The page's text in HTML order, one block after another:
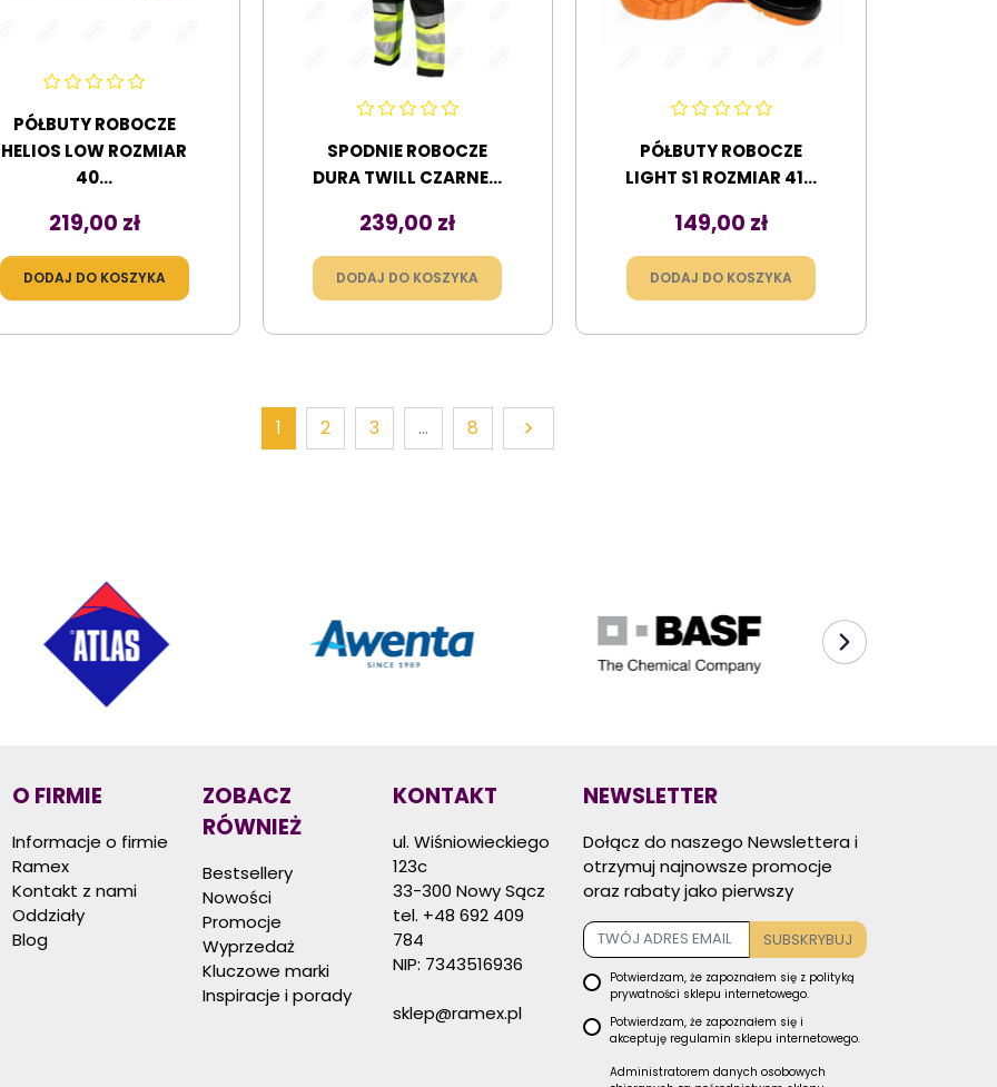
PÓŁBUTY ROBOCZE
HELIOS LOW ROZMIAR
40...
Cena
219,00 zł
DODAJ DO KOSZYKA
SPODNIE ROBOCZE
DURA TWILL CZARNE...
Cena
239,00 zł
DODAJ DO KOSZYKA
PÓŁBUTY ROBOCZE
LIGHT S1 ROZMIAR 41...
Cena
149,00 zł
DODAJ DO KOSZYKA
1 2 3 … 8 Dalej

O FIRMIE
Informacje o firmie
Ramex
Kontakt z nami
Oddziały
Blog
ZOBACZ
RÓWNIEŻ
Bestsellery
Nowości
Promocje
Wyprzedaż
Kluczowe marki
Inspiracje i porady
KONTAKT
ul. Wiśniowieckiego
123c
33-300 Nowy Sącz
tel. +48 692 409
784
NIP: 7343516936
sklep@ramex.pl
NEWSLETTER
Dołącz do naszego Newslettera i
otrzymuj najnowsze promocje
oraz rabaty jako pierwszy
SUBSKRYBUJ
Potwierdzam, że zapoznałem się z polityką
prywatności sklepu internetowego.
Potwierdzam, że zapoznałem się i
akceptuję regulamin sklepu internetowego.
Administratorem danych osobowych